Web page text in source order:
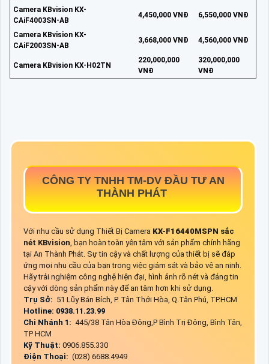
Camera KBvision KX-
CAiF4003SN-AB
4,450,000 VNĐ 6,550,000 VNĐ
Camera KBvision KX-
CAiF2003SN-AB
3,668,000 VNĐ 4,560,000 VNĐ
Camera KBvision KX-H02TN
220,000,000
VNĐ
320,000,000
VNĐ
CÔNG TY TNHH TM-DV ĐẦU TƯ AN
THÀNH PHÁT
Với nhu cầu sử dụng Thiết Bị Camera KX-F16440MSPN sắc
nét KBvision , bạn hoàn toàn yên tâm với sản phẩm chính hãng
tại An Thành Phát. Sự tin cậy và chất lượng của thiết bị sẽ đáp
ứng mọi nhu cầu của bạn trong việc giám sát và bảo vệ an ninh.
Hãy trải nghiệm công nghệ hiện đại, hình ảnh rõ nét và đáng tin
cậy với dòng sản phẩm này để an tâm hơn khi sử dụng.
Trụ Sở: 51 Lũy Bán Bích, P. Tân Thới Hòa, Q.Tân Phú, TP.HCM
Hotline: 0938.11.23.99
Chi Nhánh 1: 445/38 Tân Hòa Đông,P Bình Trị Đông, Bình Tân,
TP HCM
Kỹ Thuật: 0906.855.330
Điện Thoại: (028) 6688.4949